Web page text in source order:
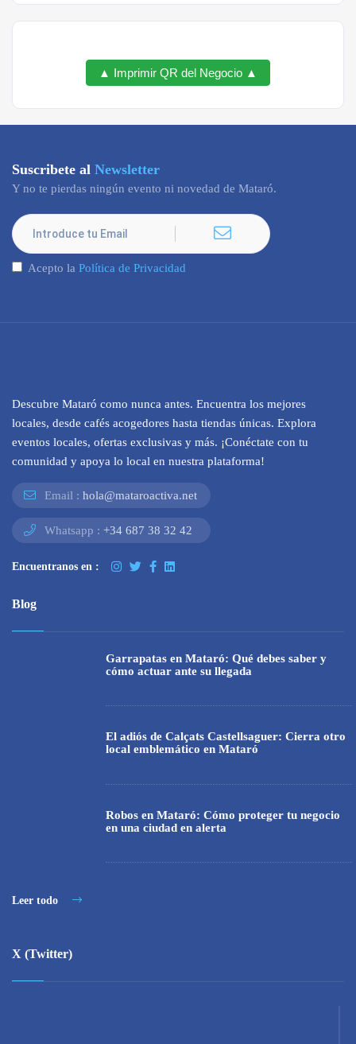
▲ Imprimir QR del Negocio ▲
Suscribete al Newsletter
Y no te pierdas ningún evento ni novedad de Mataró.
Acepto la Política de Privacidad
Descubre Mataró como nunca antes. Encuentra los mejores
locales, desde cafés acogedores hasta tiendas únicas. Explora
eventos locales, ofertas exclusivas y más. ¡Conéctate con tu
comunidad y apoya lo local en nuestra plataforma!
Email : hola@mataroactiva.net
Whatsapp : +34 687 38 32 42
Encuentranos en :
Blog
Garrapatas en Mataró: Qué debes saber y
cómo actuar ante su llegada
El adiós de Calçats Castellsaguer: Cierra otro
local emblemático en Mataró
Robos en Mataró: Cómo proteger tu negocio
en una ciudad en alerta
Leer todo
X (Twitter)